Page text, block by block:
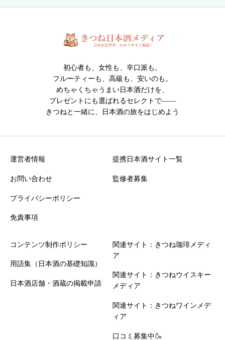
初心者も、女性も、辛口派も。
フルーティーも、高級も、安いのも。
めちゃくちゃうまい日本酒だけを、
プレゼントにも選ばれるセレクトで――
きつねと一緒に、日本酒の旅をはじめよう
運営者情報
お問い合わせ
プライバシーポリシー
免責事項
提携日本酒サイト一覧
監修者募集
コンテンツ制作ポリシー
用語集（日本酒の基礎知識）
日本酒店舗・酒蔵の掲載申請
関連サイト：きつね珈琲メディ
ア
関連サイト：きつねウイスキー
メディア
関連サイト：きつねワインメデ
ィア
口コミ募集中🍶